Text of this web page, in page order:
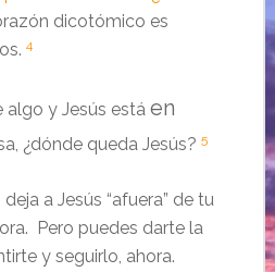
dicotómico es
4
algo y Jesús está en
¿dónde queda Jesús? 5
a Jesús “afuera” de tu
Pero puedes darte la
y seguirlo, ahora.